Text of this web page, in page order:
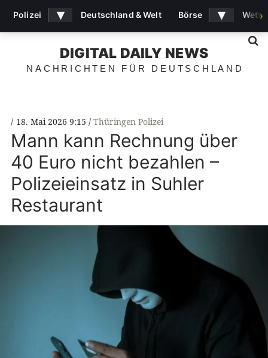
DIGITAL DAILY NEWS
NACHRICHTEN FÜR DEUTSCHLAND
18. Mai 2026 9:15 Thüringen Polizei
Mann kann Rechnung über
40 Euro nicht bezahlen –
Polizeieinsatz in Suhler
Restaurant
Polizei ▾ Deutschland & Welt Börse ▾ ›